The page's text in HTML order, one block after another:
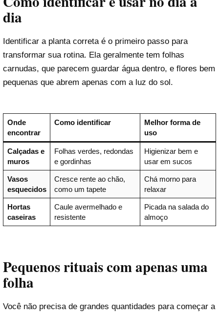
dia
Identificar a planta correta é o primeiro passo para
transformar sua rotina. Ela geralmente tem folhas
carnudas, que parecem guardar água dentro, e flores bem
pequenas que abrem apenas com a luz do sol.
Onde
encontrar
Como identificar
Melhor forma de
uso
Calçadas e
muros
Folhas verdes, redondas
e gordinhas
Higienizar bem e
usar em sucos
Vasos
esquecidos
Cresce rente ao chão,
como um tapete
Chá morno para
relaxar
Hortas
caseiras
Caule avermelhado e
resistente
Picada na salada do
almoço
Pequenos rituais com apenas uma
folha
Você não precisa de grandes quantidades para começar a